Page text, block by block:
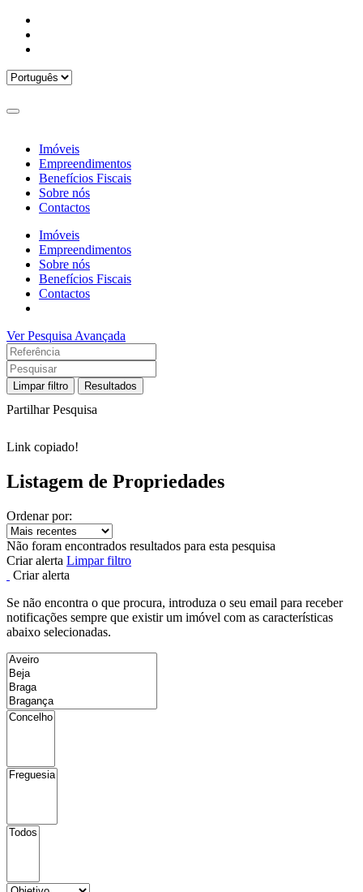
Imóveis
Empreendimentos
Benefícios Fiscais
Sobre nós
Contactos
Imóveis
Empreendimentos
Sobre nós
Benefícios Fiscais
Contactos
Ver Pesquisa Avançada
Limpar filtro Resultados
Partilhar Pesquisa
Link copiado!
Listagem de Propriedades
Ordenar por:
Não foram encontrados resultados para esta pesquisa
Criar alerta Limpar filtro
Criar alerta
Se não encontra o que procura, introduza o seu email para receber
notificações sempre que existir um imóvel com as características
abaixo selecionadas.